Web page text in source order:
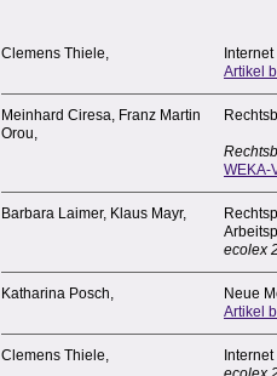
Clemens Thiele,
Artikel
Meinhard Ciresa, Franz Martin
Orou,
WEKA-
Barbara Laimer, Klaus Mayr,
ecolex
Katharina Posch,
Neue
Artikel
Clemens Thiele,